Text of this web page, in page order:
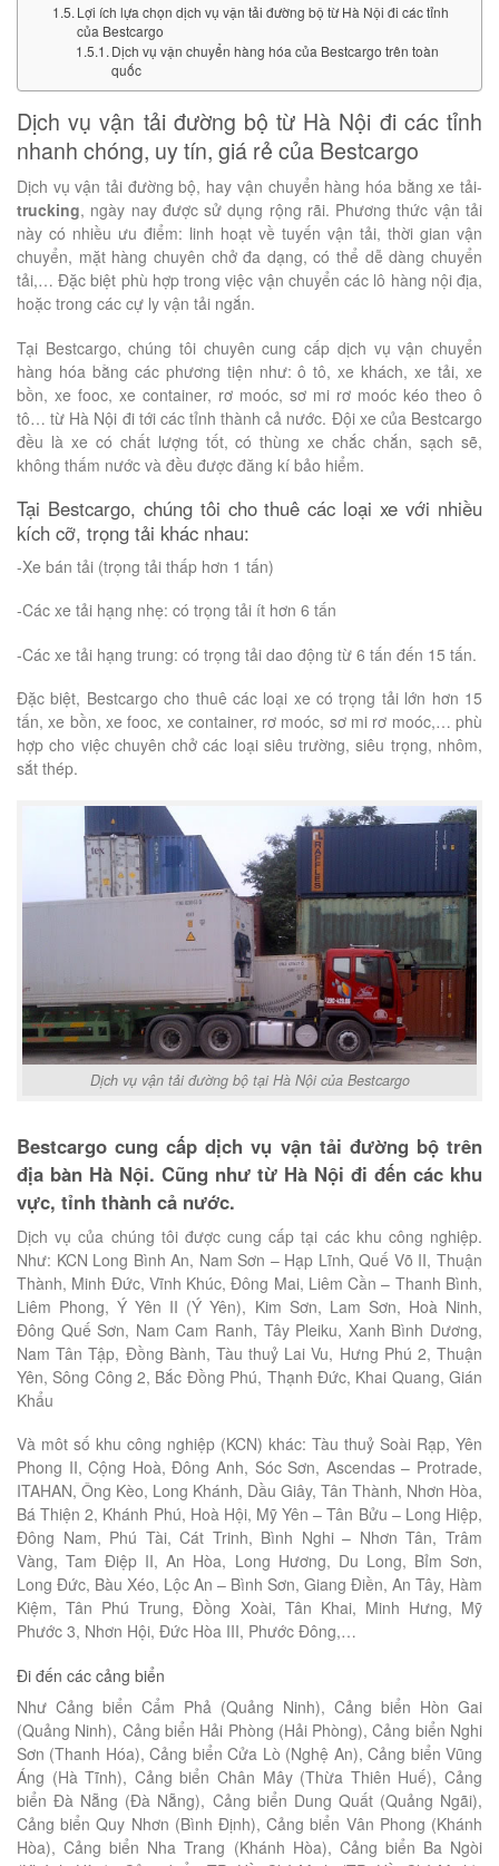
Lợi ích lựa chọn dịch vụ vận tải đường bộ từ Hà Nội đi các tỉnh
của Bestcargo
Dịch vụ vận chuyển hàng hóa của Bestcargo trên toàn
quốc
Dịch vụ vận tải đường bộ từ Hà Nội đi các tỉnh
nhanh chóng, uy tín, giá rẻ của Bestcargo
Dịch vụ vận tải đường bộ, hay vận chuyển hàng hóa bằng xe tải-
trucking, ngày nay được sử dụng rộng rãi. Phương thức vận tải
này có nhiều ưu điểm: linh hoạt về tuyến vận tải, thời gian vận
chuyển, mặt hàng chuyên chở đa dạng, có thể dễ dàng chuyển
tải,… Đặc biệt phù hợp trong việc vận chuyển các lô hàng nội địa,
hoặc trong các cự ly vận tải ngắn.
Tại Bestcargo, chúng tôi chuyên cung cấp dịch vụ vận chuyển
hàng hóa bằng các phương tiện như: ô tô, xe khách, xe tải, xe
bồn, xe fooc, xe container, rơ moóc, sơ mi rơ moóc kéo theo ô
tô… từ Hà Nội đi tới các tỉnh thành cả nước. Đội xe của Bestcargo
đều là xe có chất lượng tốt, có thùng xe chắc chắn, sạch sẽ,
không thấm nước và đều được đăng kí bảo hiểm.
Tại Bestcargo, chúng tôi cho thuê các loại xe với nhiều
kích cỡ, trọng tải khác nhau:
-Xe bán tải (trọng tải thấp hơn 1 tấn)
-Các xe tải hạng nhẹ: có trọng tải ít hơn 6 tấn
-Các xe tải hạng trung: có trọng tải dao động từ 6 tấn đến 15 tấn.
Đặc biệt, Bestcargo cho thuê các loại xe có trọng tải lớn hơn 15
tấn, xe bồn, xe fooc, xe container, rơ moóc, sơ mi rơ moóc,… phù
hợp cho việc chuyên chở các loại siêu trường, siêu trọng, nhôm,
sắt thép.
Dịch vụ vận tải đường bộ tại Hà Nội của Bestcargo
Bestcargo cung cấp dịch vụ vận tải đường bộ trên
địa bàn Hà Nội. Cũng như từ Hà Nội đi đến các khu
vực, tỉnh thành cả nước.
Dịch vụ của chúng tôi được cung cấp tại các khu công nghiệp.
Như: KCN Long Bình An, Nam Sơn – Hạp Lĩnh, Quế Võ II, Thuận
Thành, Minh Đức, Vĩnh Khúc, Đông Mai, Liêm Cần – Thanh Bình,
Liêm Phong, Ý Yên II (Ý Yên), Kim Sơn, Lam Sơn, Hoà Ninh,
Đông Quế Sơn, Nam Cam Ranh, Tây Pleiku, Xanh Bình Dương,
Nam Tân Tập, Đồng Bành, Tàu thuỷ Lai Vu, Hưng Phú 2, Thuận
Yên, Sông Công 2, Bắc Đồng Phú, Thạnh Đức, Khai Quang, Gián
Khẩu
Và môt số khu công nghiệp (KCN) khác: Tàu thuỷ Soài Rạp, Yên
Phong II, Cộng Hoà, Đông Anh, Sóc Sơn, Ascendas – Protrade,
ITAHAN, Ông Kèo, Long Khánh, Dầu Giây, Tân Thành, Nhơn Hòa,
Bá Thiện 2, Khánh Phú, Hoà Hội, Mỹ Yên – Tân Bửu – Long Hiệp,
Đông Nam, Phú Tài, Cát Trinh, Bình Nghi – Nhơn Tân, Trâm
Vàng, Tam Điệp II, An Hòa, Long Hương, Du Long, Bỉm Sơn,
Long Đức, Bàu Xéo, Lộc An – Bình Sơn, Giang Điền, An Tây, Hàm
Kiệm, Tân Phú Trung, Đồng Xoài, Tân Khai, Minh Hưng, Mỹ
Phước 3, Nhơn Hội, Đức Hòa III, Phước Đông,…
Đi đến các cảng biển
Như Cảng biển Cẩm Phả (Quảng Ninh), Cảng biển Hòn Gai
(Quảng Ninh), Cảng biển Hải Phòng (Hải Phòng), Cảng biển Nghi
Sơn (Thanh Hóa), Cảng biển Cửa Lò (Nghệ An), Cảng biển Vũng
Áng (Hà Tĩnh), Cảng biển Chân Mây (Thừa Thiên Huế), Cảng
biển Đà Nẵng (Đà Nẵng), Cảng biển Dung Quất (Quảng Ngãi),
Cảng biển Quy Nhơn (Bình Định), Cảng biển Vân Phong (Khánh
Hòa), Cảng biển Nha Trang (Khánh Hòa), Cảng biển Ba Ngòi